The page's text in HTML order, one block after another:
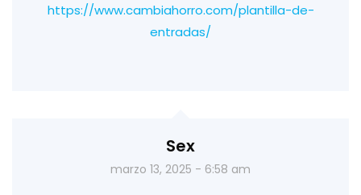
https://www.cambiahorro.com/plantilla-de-
entradas/
Sex
marzo 13, 2025 - 6:58 am